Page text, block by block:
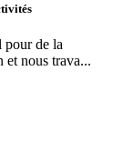
pour de la
et nous trava...